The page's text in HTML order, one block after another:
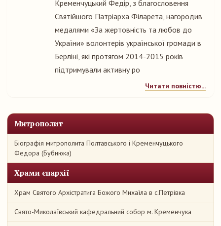
Митрополит
Біографія митрополита Полтавського і Кременчуцького
Федора (Бубнюка)
Храми єпархії
Храм Святого Архістратига Божого Михаїла в с.Петрівка
Свято-Миколаївський кафедральний собор м. Кременчука
Кременчуцький Федір, з благословення
Святійшого Патріарха Філарета, нагородив
медалями «За жертовність та любов до
України» волонтерів української громади в
Берліні, які протягом 2014-2015 років
підтримували активну ро
Читати повністю...